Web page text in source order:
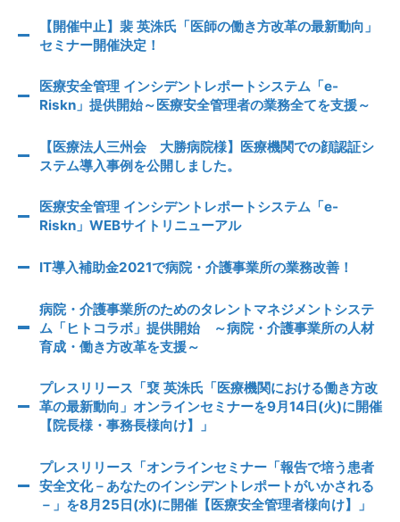
【開催中止】裴 英洙氏「医師の働き方改革の最新動向」
セミナー開催決定！
医療安全管理 インシデントレポートシステム「e-
Riskn」提供開始～医療安全管理者の業務全てを支援～
【医療法人三州会 大勝病院様】医療機関での顔認証シ
ステム導入事例を公開しました。
医療安全管理 インシデントレポートシステム「e-
Riskn」WEBサイトリニューアル
IT導入補助金2021で病院・介護事業所の業務改善！
病院・介護事業所のためのタレントマネジメントシステ
ム「ヒトコラボ」提供開始 ～病院・介護事業所の人材
育成・働き方改革を支援～
プレスリリース「裵 英洙氏「医療機関における働き方改
革の最新動向」オンラインセミナーを9月14日(火)に開催
【院長様・事務長様向け】」
プレスリリース「オンラインセミナー「報告で培う患者
安全文化－あなたのインシデントレポートがいかされる
－」を8月25日(水)に開催【医療安全管理者様向け】」